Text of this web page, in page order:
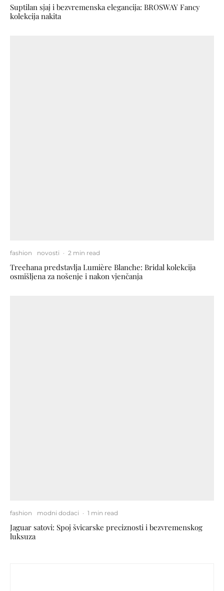
Suptilan sjaj i bezvremenska elegancija: BROSWAY Fancy
kolekcija nakita
fashion novosti · 2 min read
Treehana predstavlja Lumière Blanche: Bridal kolekcija
osmišljena za nošenje i nakon vjenčanja
fashion modni dodaci · 1 min read
Jaguar satovi: Spoj švicarske preciznosti i bezvremenskog
luksuza